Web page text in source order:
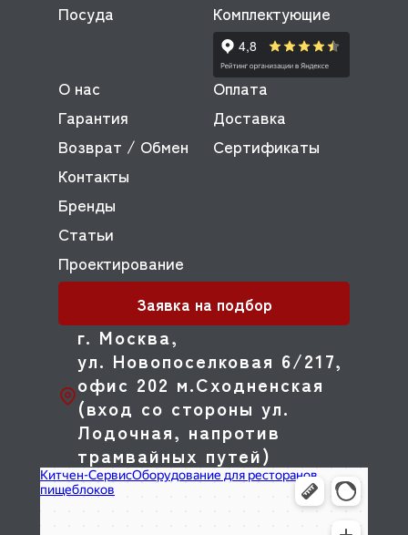
г. Москва,
ул. Новопоселковая 6/217,
офис 202 м.Сходненская
(вход со стороны ул.
Лодочная, напротив
трамвайных путей)
Посуда
Комплектующие
О нас
Оплата
Гарантия
Доставка
Возврат / Обмен
Сертификаты
Контакты
Бренды
Статьи
Проектирование
Заявка на подбор